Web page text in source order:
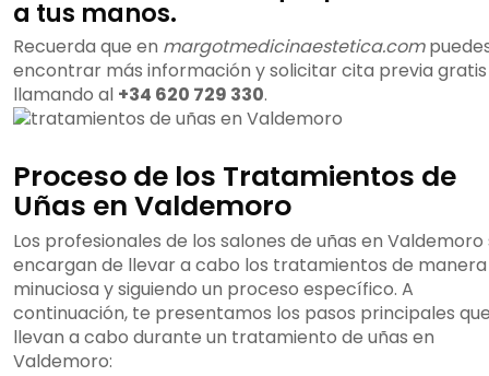
a tus manos.
Recuerda que en margotmedicinaestetica.com
encontrar más información y solicitar cita previa gratis
llamando al +34 620 729 330.
Proceso de los Tratamientos de
Uñas en Valdemoro
Los profesionales de los salones de uñas en Valdemoro
encargan de llevar a cabo los tratamientos de manera
minuciosa y siguiendo un proceso específico. A
continuación, te presentamos los pasos principales
llevan a cabo durante un tratamiento de uñas en
Valdemoro: